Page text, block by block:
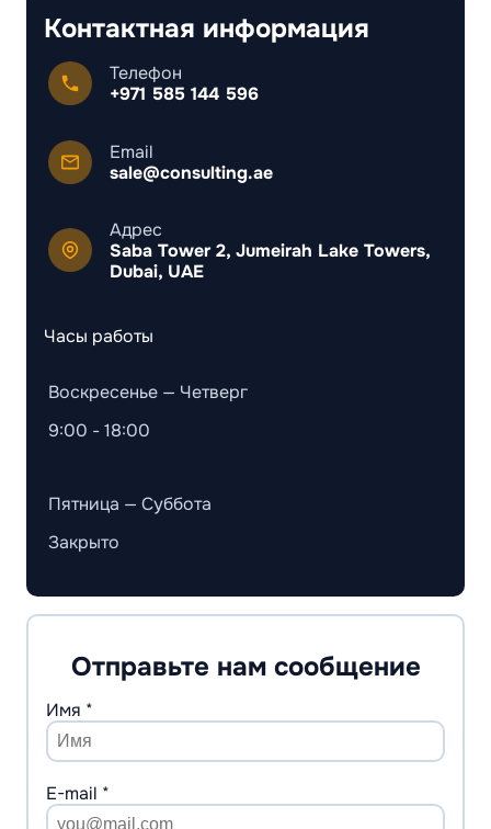
Контактная информация
Телефон
+971 585 144 596
Email
sale@consulting.ae
Адрес
Saba Tower 2, Jumeirah Lake Towers,
Dubai, UAE
Часы работы
Воскресенье — Четверг
9:00 - 18:00
Пятница — Суббота
Закрыто
Отправьте нам сообщение
Имя *
E-mail *